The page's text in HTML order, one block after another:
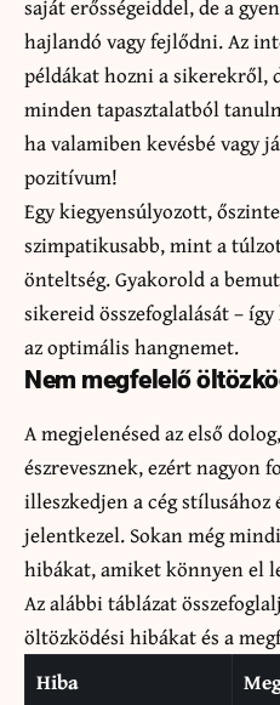
saját erősségeiddel, de a
hajlandó vagy fejlődni. Az
példákat hozni a sikerekről,
minden tapasztalatból
ha valamiben kevésbé vagy
pozitívum!
Egy kiegyensúlyozott,
szimpatikusabb, mint a
önteltség. Gyakorold a
sikereid összefoglalását –
az optimális hangnemet.
Nem megfelelő
A megjelenésed az első
észrevesznek, ezért nagyon
illeszkedjen a cég stílusához
jelentkezel. Sokan még
hibákat, amiket könnyen el
Az alábbi táblázat
öltözködési hibákat és a
Hiba